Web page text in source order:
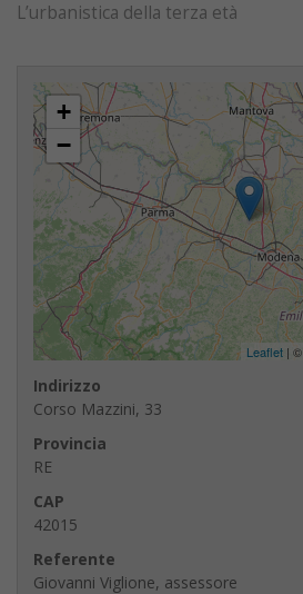
L’urbanistica della terza età
+
−
Leaflet | ©
Indirizzo
Corso Mazzini, 33
Provincia
RE
CAP
42015
Referente
Giovanni Viglione, assessore